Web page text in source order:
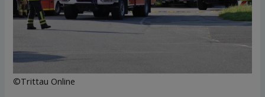
©Trittau Online